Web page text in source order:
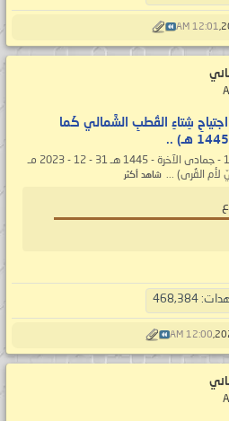
12:01 AM
شِتاءِ القُطبِ الشَّمالي كَما
الإمام المهديّ ناصر محمد اليمانيّ 18 - جمادى الآخرة - 1445 هـ 31 - 12 - 2023 مـ
شاهد أكثر
468,384
12:00 AM